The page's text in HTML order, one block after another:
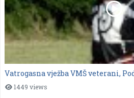
Vatrogasna vježba VMŠ veterani,
1449 views